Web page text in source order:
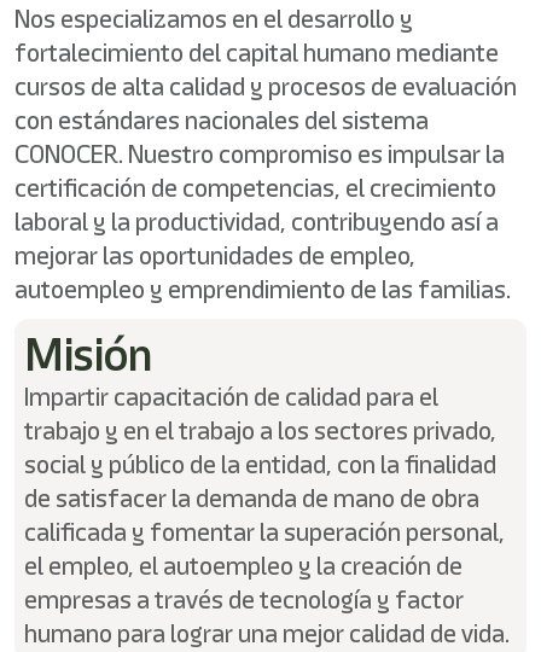
All
Accesibilidad,
presione
"Ctrl
Este
acceso
directo
activa
lector
pantalla
para
ayudarle
interactuar
contenido.
Nos especializamos en el desarrollo y
fortalecimiento del capital humano mediante
cursos de alta calidad y procesos de evaluación
con estándares nacionales del sistema
CONOCER. Nuestro compromiso es impulsar la
certificación de competencias, el crecimiento
laboral y la productividad, contribuyendo así a
mejorar las oportunidades de empleo,
autoempleo y emprendimiento de las familias.
Misión
Impartir capacitación de calidad para el
trabajo y en el trabajo a los sectores privado,
social y público de la entidad, con la finalidad
de satisfacer la demanda de mano de obra
calificada y fomentar la superación personal,
el empleo, el autoempleo y la creación de
empresas a través de tecnología y factor
humano para lograr una mejor calidad de vida.